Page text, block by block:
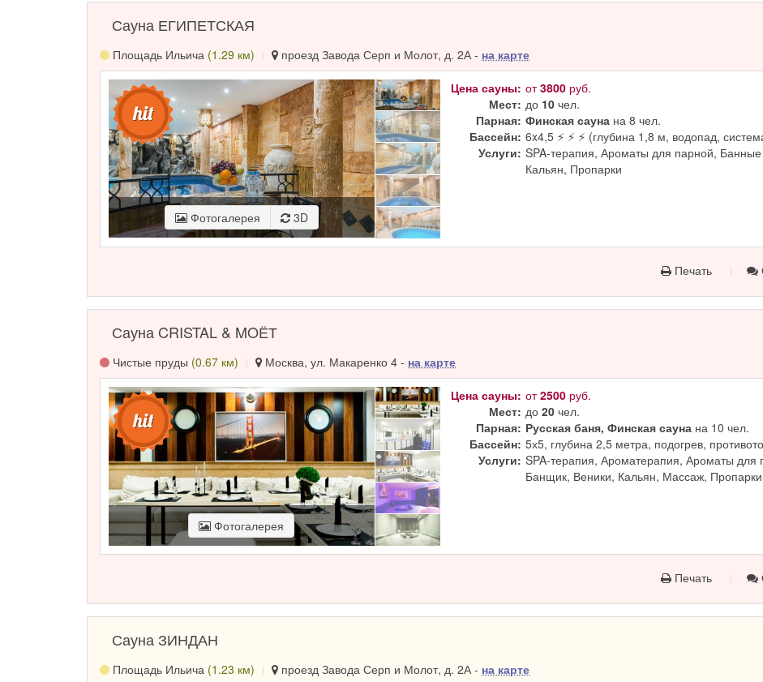
Сауна ЕГИПЕТСКАЯ
Площадь Ильича (1.29 км) проезд Завода Серп и Молот, д. 2А - на карте
Фотогалерея 3D
Цена сауны: от3800 руб.
Мест: до 10 чел.
Парная: Финская сауна на 8 чел.
Бассейн: 6x4,5 ⚡ ⚡ ⚡ (глубина 1,8 м, водопад,
Услуги: SPA-терапия, Ароматы для парной,
Кальян, Пропарки
Печать
Сауна CRISTAL & MOЁТ
Чистые пруды (0.67 км) Москва, ул. Макаренко 4 - на карте
Фотогалерея
Цена сауны: от2500 руб.
Мест: до20 чел.
Парная: Русская баня, Финская сауна на 10 чел.
Бассейн: 5х5, глубина 2,5 метра, подогрев,
Услуги: SPA-терапия, Ароматерапия, Ароматы
Банщик, Веники, Кальян, Массаж, Пропарки
Печать
Сауна ЗИНДАН
Площадь Ильича (1.23 км) проезд Завода Серп и Молот, д. 2А - на карте